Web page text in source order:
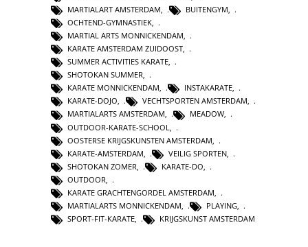
MARTIALART AMSTERDAM
BUITENGYM
OCHTEND-GYMNASTIEK,
MARTIAL ARTS MONNICKENDAM,
KARATE AMSTERDAM ZUIDOOST,
SUMMER ACTIVITIES KARATE,
SHOTOKAN SUMMER,
KARATE MONNICKENDAM, INSTAKARATE,
KARATE-DOJO, VECHTSPORTEN AMSTERDAM,
MARTIALARTS AMSTERDAM, MEADOW,
OUTDOOR-KARATE-SCHOOL
OOSTERSE KRIJGSKUNSTEN AMSTERDAM
KARATE-AMSTERDAM
VEILIG SPORTEN
SHOTOKAN ZOMER
KARATE-DO
OUTDOOR
KARATE GRACHTENGORDEL AMSTERDAM
MARTIALARTS MONNICKENDAM
PLAYING
SPORT-FIT-KARATE
KRIJGSKUNST AMSTERDAM